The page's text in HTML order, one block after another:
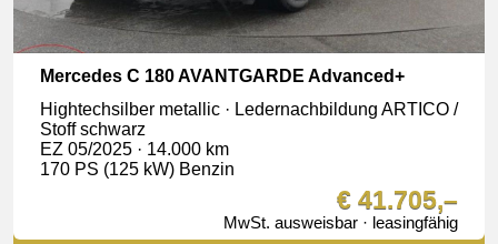
Mercedes C 180 AVANTGARDE Advanced+
Hightechsilber metallic · Ledernachbildung ARTICO /
Stoff schwarz
EZ 05/2025 · 14.000 km
170 PS (125 kW) Benzin
€ 41.705,–
MwSt. ausweisbar · leasingfähig